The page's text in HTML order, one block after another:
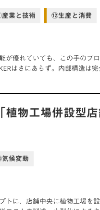
業と技術 ⑫生産と消費
が優れていても、この手のプ
はさにあらず。内部構造は
植物工場併設型店
候変動
トに、店舗中央に植物工場